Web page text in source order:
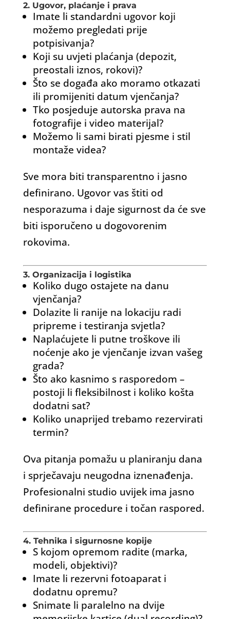
2. Ugovor, plaćanje i prava
Imate li standardni ugovor koji
možemo pregledati prije
potpisivanja?
Koji su uvjeti plaćanja (depozit,
preostali iznos, rokovi)?
Što se događa ako moramo otkazati
ili promijeniti datum vjenčanja?
Tko posjeduje autorska prava na
fotografije i video materijal?
Možemo li sami birati pjesme i stil
montaže videa?
Sve mora biti transparentno i jasno
definirano. Ugovor vas štiti od
nesporazuma i daje sigurnost da će sve
biti isporučeno u dogovorenim
rokovima.
3. Organizacija i logistika
Koliko dugo ostajete na danu
vjenčanja?
Dolazite li ranije na lokaciju radi
pripreme i testiranja svjetla?
Naplaćujete li putne troškove ili
noćenje ako je vjenčanje izvan vašeg
grada?
Što ako kasnimo s rasporedom –
postoji li fleksibilnost i koliko košta
dodatni sat?
Koliko unaprijed trebamo rezervirati
termin?
Ova pitanja pomažu u planiranju dana
i sprječavaju neugodna iznenađenja.
Profesionalni studio uvijek ima jasno
definirane procedure i točan raspored.
4. Tehnika i sigurnosne kopije
S kojom opremom radite (marka,
modeli, objektivi)?
Imate li rezervni fotoaparat i
dodatnu opremu?
Snimate li paralelno na dvije